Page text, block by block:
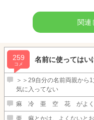
関連
259
コメ
名前に使ってはい
＞＞29自分の名前両親から
気に入ってない
痳 冷 亜 空 花 がよくな
亜 痳とかは、よくないとお